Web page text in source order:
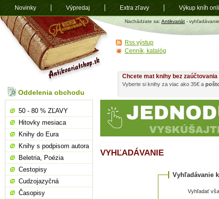
Antikvariát
shop.sk
Nachádzate sa: Antikvariát - vyhľadávanie
VYHĽADÁVANIE
Vyhľadávanie
Vyhľadať
Chcete mat knihy bez
Vyberte si knihy za viac ako 35€ a
Oddelenia obchodu
50 - 80 % ZĽAVY
Hitovky mesiaca
Knihy do Eura
Knihy s podpisom autora
Beletria, Poézia
Cestopisy
Cudzojazyčná
Časopisy
Rss výstup
Cenník, katalóg
Novinky Výpredaj Extra zľavy Výkup kníh